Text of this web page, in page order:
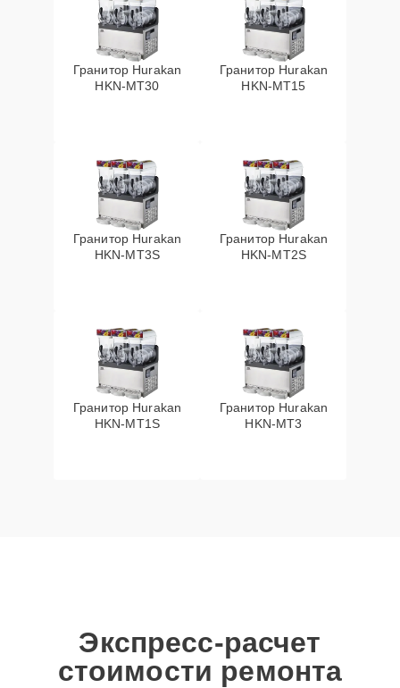
Гранитор Hurakan
HKN-MT30
Гранитор Hurakan
HKN-MT15
Гранитор Hurakan
HKN-MT3S
Гранитор Hurakan
HKN-MT2S
Гранитор Hurakan
HKN-MT1S
Гранитор Hurakan
HKN-MT3
Экспресс-расчет
стоимости ремонта